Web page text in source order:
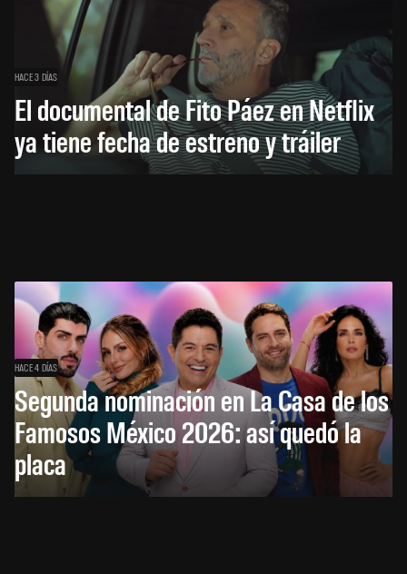
HACE 3 DÍAS
El documental de Fito Páez en Netflix
ya tiene fecha de estreno y tráiler
HACE 4 DÍAS
Segunda nominación en La Casa de los
Famosos México 2026: así quedó la
placa